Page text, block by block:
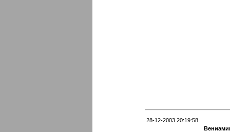
28-12-2003 20:19:58